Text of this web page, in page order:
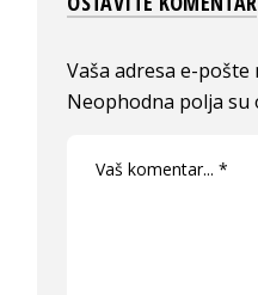
Vaša adresa e-
Neophodna polja